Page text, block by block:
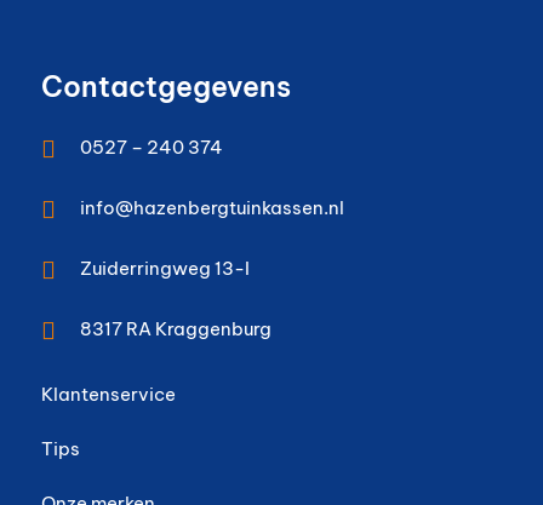
Contactgegevens
 0527 – 240 374
 info@hazenbergtuinkassen.nl
 Zuiderringweg 13-I
 8317 RA Kraggenburg
Klantenservice
Tips